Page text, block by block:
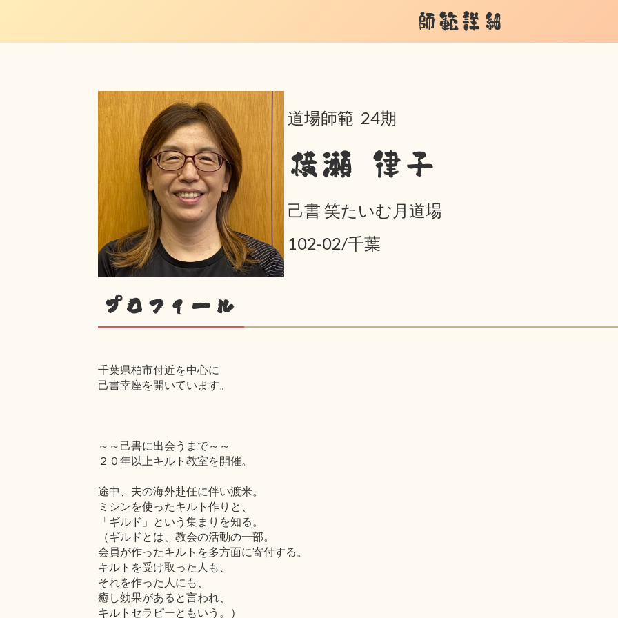
師範詳細
道場師範 24期
横瀬 律子
己書 笑たいむ月道場
102-02/千葉
プロフィール
千葉県柏市付近を中心に
己書幸座を開いています。
～～己書に出会うまで～～
２０年以上キルト教室を開催。
途中、夫の海外赴任に伴い渡米。
ミシンを使ったキルト作りと、
「ギルド」という集まりを知る。
（ギルドとは、教会の活動の一部。
会員が作ったキルトを多方面に寄付する。
キルトを受け取った人も、
それを作った人にも、
癒し効果があると言われ、
キルトセラピーともいう。）